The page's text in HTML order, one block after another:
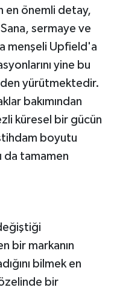
en önemli detay,
Sana, sermaye ve
menşeli Upfield'a
yine bu
yürütmektedir.
bakımından
küresel bir gücün
boyutu
da tamamen
değiştiği
bir markanın
bilmek en
bir